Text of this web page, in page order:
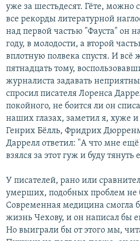
уже за шестьдесят. Гёте, можно
все рекорды литературной
над первой частью "Фауста" он
году, в молодости, а второй
вплотную полвека спустя. И всё
пятнадцать тому,
журналиста задавать
спросил писателя Лоренса
покойного, не боится ли он
наших глазах, заметил я, хуже
Генрих Бёлль, Фридрих
Даррелл ответил: "А что мне ещё
взялся за этот гуж и буду тянуть
У писателей, рано или
умерших, подобных проблем не
Современная медицина смогла
жизнь Чехову, и он написал бы
Но выиграли бы от этого мы,